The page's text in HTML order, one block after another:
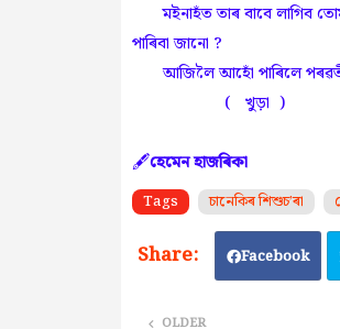
মইনাহঁত তাৰ বাবে লাগিব
পাৰিবা জানো ?
আজিলৈ আহোঁ পাৰিলে
( খুড়া )
🖋️হেমেন হাজৰিকা
Tags চানেকিৰ শিশুচ’ৰা
Facebook
OLDER